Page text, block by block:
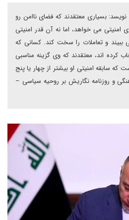
بسیاری معتقدند که فضای ناامن رو
می خواهد، اما نه آن قدر امنیتی
ببیند و تعاملات را سخت کند. کسانی که
کرده اند، معتقدند که وی گزینه مناسبی
که سابقه امنیتی او بیشتر از چهار یا پنج
و روزنامه نگاریش بر روحیه سیاسی –